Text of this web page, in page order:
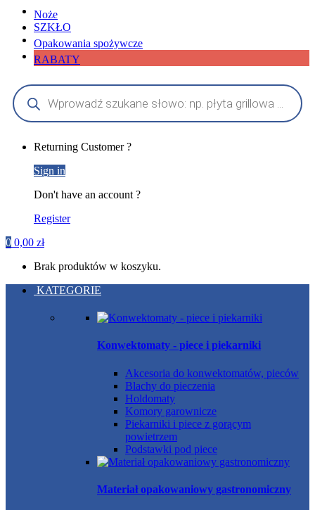
Noże
SZKŁO
Opakowania spożywcze
RABATY
Wyszukiwarka
produktów
Returning Customer ?
Sign in
Don't have an account ?
Register
0 0,00 zł
Brak produktów w koszyku.
KATEGORIE
Konwektomaty - piece i piekarniki
Akcesoria do konwektomatów, pieców
Blachy do pieczenia
Holdomaty
Komory garownicze
Piekarniki i piece z gorącym
powietrzem
Podstawki pod piece
Materiał opakowaniowy gastronomiczny